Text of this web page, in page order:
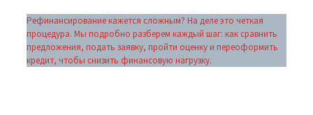
Рефинансирование кажется сложным? На деле это четкая
процедура. Мы подробно разберем каждый шаг: как сравнить
предложения, подать заявку, пройти оценку и переоформить
кредит, чтобы снизить финансовую нагрузку.